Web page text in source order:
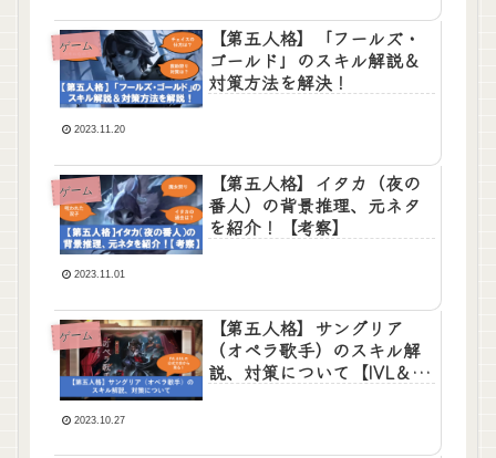
ゲーム
【第五人格】「フールズ・
ゴールド」のスキル解説＆
対策方法を解決！
2023.11.20
ゲーム
【第五人格】イタカ（夜の
番人）の背景推理、元ネタ
を紹介！【考察】
2023.11.01
ゲーム
【第五人格】サングリア
（オペラ歌手）のスキル解
説、対策について【IVL＆
2023.10.27